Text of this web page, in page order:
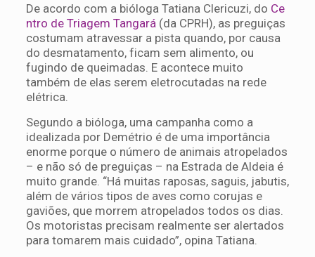
De acordo com a bióloga Tatiana Clericuzi, do Ce
ntro de Triagem Tangará (da CPRH), as preguiças
costumam atravessar a pista quando, por causa
do desmatamento, ficam sem alimento, ou
fugindo de queimadas. E acontece muito
também de elas serem eletrocutadas na rede
elétrica.
Segundo a bióloga, uma campanha como a
idealizada por Demétrio é de uma importância
enorme porque o número de animais atropelados
– e não só de preguiças – na Estrada de Aldeia é
muito grande. “Há muitas raposas, saguis, jabutis,
além de vários tipos de aves como corujas e
gaviões, que morrem atropelados todos os dias.
Os motoristas precisam realmente ser alertados
para tomarem mais cuidado”, opina Tatiana.